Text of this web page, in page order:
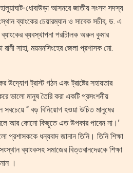
ধোবাউড়া আসনরে জাতীয় সংসদ সদস্য
ব্যাংকের চেয়ারম্যান ও সাবেক সচীব, ড. এ
ব্যবস্থাপনা পরচিালক অরুন কুমার
সাহা, ময়মনসিংহের জেলা প্রশাসক মো.
উদ্যোগ ট্রাস্ট গঠন এবং ট্রাষ্টের সহায়তার
ভালো মানুষ তৈরি করা একটি প্রসংশনীয়
“ বড় বিনিয়োগ হওয়া উচিত মানুষের
আর কোনো কিছুতে এত উপকার পাবেন না।’
ধন্যবাদ জানান তিনি। তিনি শিক্ষা
ব্যাংকসহ সমাজের বিত্তবানদেরকে শিক্ষা
।